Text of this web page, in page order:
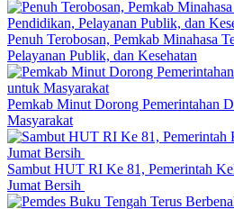
Penuh Terobosan, Pemkab Minahasa
Pelayanan Publik, dan Kesehatan
Pemkab Minut Dorong Pemerintahan
Masyarakat
Sambut HUT RI Ke 81, Pemerintah
Jumat Bersih